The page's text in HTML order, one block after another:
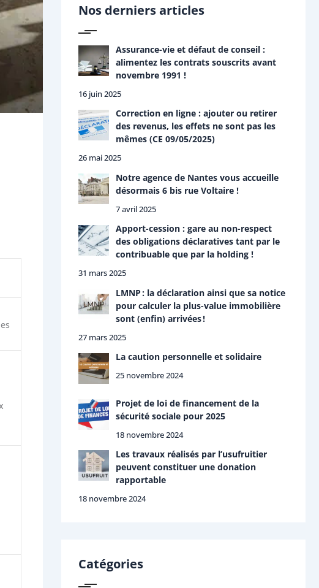
c
e
r
:
Nos derniers articles
Assurance-vie et défaut de conseil :
alimentez les contrats souscrits avant
novembre 1991 !
16 juin 2025
Correction en ligne : ajouter ou retirer
des revenus, les effets ne sont pas les
mêmes (CE 09/05/2025)
26 mai 2025
Notre agence de Nantes vous accueille
désormais 6 bis rue Voltaire !
7 avril 2025
Apport-cession : gare au non-respect
des obligations déclaratives tant par le
contribuable que par la holding !
31 mars 2025
LMNP : la déclaration ainsi que sa notice
pour calculer la plus-value immobilière
sont (enfin) arrivées !
27 mars 2025
La caution personnelle et solidaire
25 novembre 2024
Projet de loi de financement de la
sécurité sociale pour 2025
18 novembre 2024
Les travaux réalisés par l’usufruitier
peuvent constituer une donation
rapportable
18 novembre 2024
Catégories